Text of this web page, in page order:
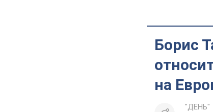
Борис
на
"ДЕНЬ"